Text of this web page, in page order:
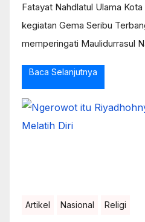
Fatayat Nahdlatul Ulama
kegiatan Gema Seribu
memperingati Maulidurrasul
Baca Selanjutnya
Artikel Nasional Religi